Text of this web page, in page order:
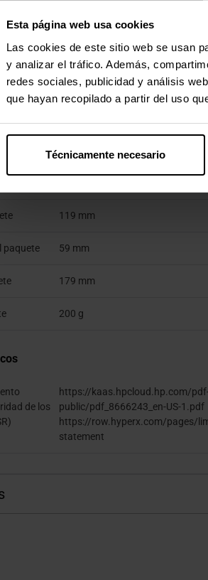
Esta página web usa cookies
Las cookies de este sitio web se usan
y analizar el tráfico. Además,
redes sociales, publicidad y análisis
que hayan recopilado a partir del uso
Técnicamente necesario
41 mm
87 g
119 mm
paquete 59 mm
179 mm
200 g
de los
https://kaas.hpcloud.hp.com/
public/pdf_8666243_en-US-1.pdf
https://row.hyperx.com/pages/
statement